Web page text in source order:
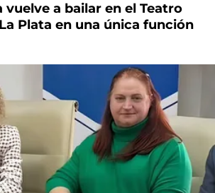
vuelve a bailar en el Teatro
Plata en una única función